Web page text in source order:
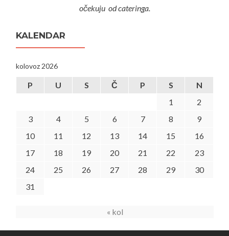
očekuju od cateringa.
KALENDAR
kolovoz 2026
P U S Č P S
N
1
2
3
4 5 6 7 8
9
10
11 12 13 14 15
16
17
18 19 20 21 22
23
24
25 26 27 28 29
30
31
« kol